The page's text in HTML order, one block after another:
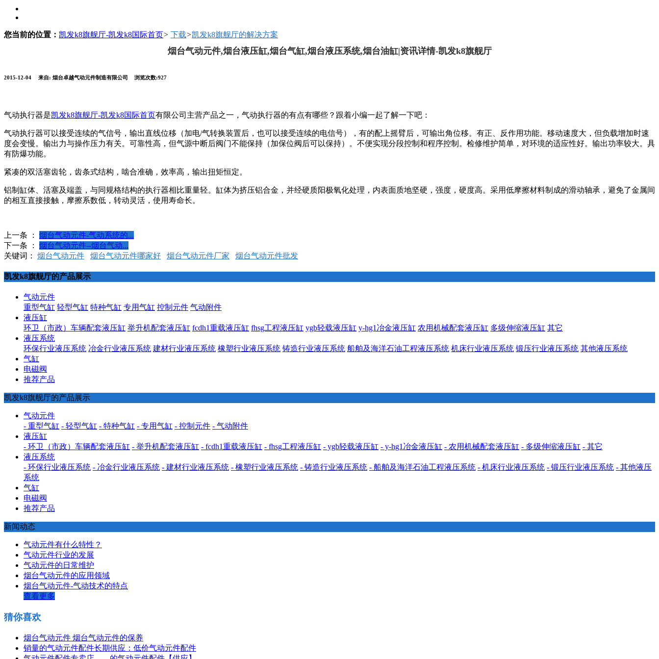
您当前的位置： 凯发k8旗舰厅-凯发k8国际首页> 下载>凯发k8旗舰厅的解决方案
烟台气动元件,烟台液压缸,烟台气缸,烟台液压系统,烟台油缸|资讯详情-凯发k8旗舰厅
2015-12-04 来自: 烟台卓越气动元件制造有限公司 浏览次数:927
气动执行器是凯发k8旗舰厅-凯发k8国际首页有限公司主营产品之一，气动执行器的有点有哪些？跟着小编一起了解一下吧：
气动执行器可以接受连续的气信号，输出直线位移（加电/气转换装置后，也可以接受连续的电信号），有的配上摇臂后，可输出角位移。有正、反作用功能。移动速度大，但负载增加时速
度会变慢。输出力与操作压力有关。可靠性高，但气源中断后阀门不能保持（加保位阀后可以保持）。不便实现分段控制和程序控制。检修维护简单，对环境的适应性好。输出功率较大。具
有防爆功能。
紧凑的双活塞齿轮，齿条式结构，啮合准确，效率高，输出扭矩恒定。
铝制缸体、活塞及端盖，与同规格结构的执行器相比重量轻。缸体为挤压铝合金，并经硬质阳极氧化处理，内表面质地坚硬，强度，硬度高。采用低摩擦材料制成的滑动轴承，避免了金属间
的相互直接接触，摩擦系数低，转动灵活，使用寿命长。
上一条 ：
烟台气动元件-气动系统的...
下一条 ：
烟台气动元件--烟台气动...
关键词： 烟台气动元件 烟台气动元件哪家好 烟台气动元件厂家 烟台气动元件批发
凯发k8旗舰厅的产品展示
气动元件
重型气缸 轻型气缸 特种气缸 专用气缸 控制元件 气动附件
液压缸
环卫（市政）车辆配套液压缸 举升机配套液压缸 fcdh1重载液压缸 fhsg工程液压缸 ygb轻载液压缸 y-hg1冶金液压缸 农用机械配套液压缸 多级伸缩液压缸 其它
液压系统
环保行业液压系统 冶金行业液压系统 建材行业液压系统 橡塑行业液压系统 铸造行业液压系统 船舶及海洋石油工程液压系统 机床行业液压系统 锻压行业液压系统 其他液压系统
气缸
电磁阀
推荐产品
凯发k8旗舰厅的产品展示
气动元件
- 重型气缸 - 轻型气缸 - 特种气缸 - 专用气缸 - 控制元件 - 气动附件
液压缸
- 环卫（市政）车辆配套液压缸 - 举升机配套液压缸 - fcdh1重载液压缸 - fhsg工程液压缸 - ygb轻载液压缸 - y-hg1冶金液压缸 - 农用机械配套液压缸 - 多级伸缩液压缸 - 其它
液压系统
- 环保行业液压系统 - 冶金行业液压系统 - 建材行业液压系统 - 橡塑行业液压系统 - 铸造行业液压系统 - 船舶及海洋石油工程液压系统 - 机床行业液压系统 - 锻压行业液压系统 - 其他液压
系统
气缸
电磁阀
推荐产品
新闻动态
气动元件有什么特性？
气动元件行业的发展
气动元件的日常维护
烟台气动元件的应用领域
烟台气动元件-气动技术的特点
查看更多
猜你喜欢
烟台气动元件 烟台气动元件的保养
销量的气动元件配件长期供应：低价气动元件配件